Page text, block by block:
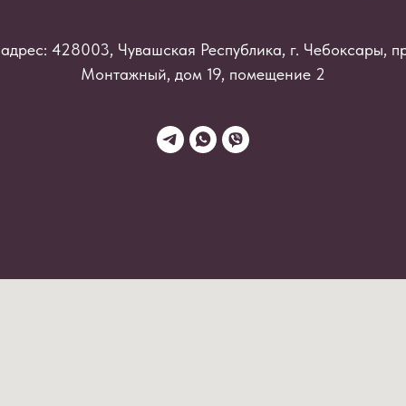
428003, Чувашская Республика, г. Чебоксары,
Монтажный, дом 19, помещение 2